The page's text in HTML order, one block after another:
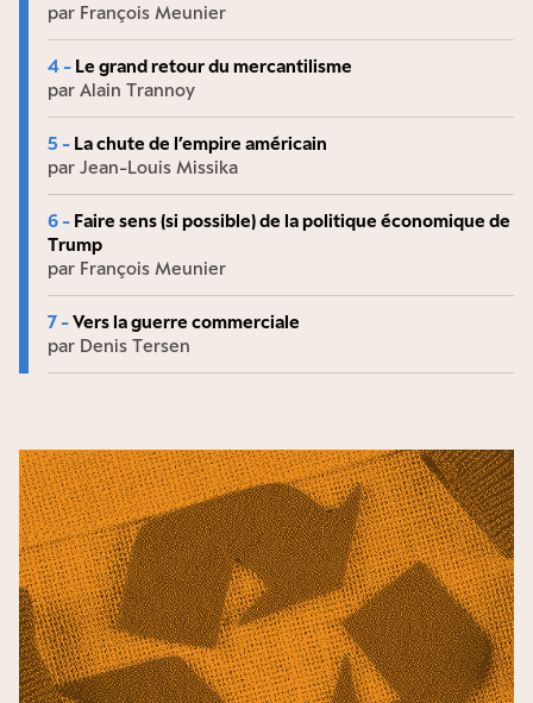
par François Meunier
4 - Le grand retour du mercantilisme
par Alain Trannoy
5 - La chute de l’empire américain
par Jean-Louis Missika
6 - Faire sens (si possible) de la politique économique de
Trump
par François Meunier
7 -Vers la guerre commerciale
par Denis Tersen